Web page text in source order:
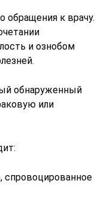
обращения к врачу.
и ознобом
обнаруженный
или
спровоцированное